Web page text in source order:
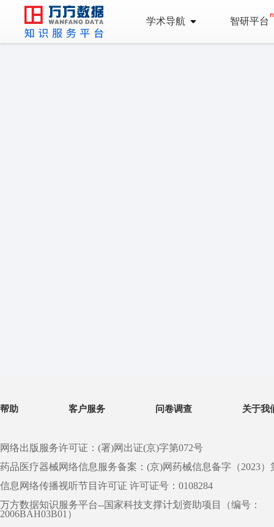
学术导航 智研平台
帮助 客户服务 问卷调查 关于我
网络出版服务许可证：(署)网出证(京)字第072号
药品医疗器械网络信息服务备案：(京)网药械信息备字（2023）
信息网络传播视听节目许可证 许可证号：0108284
万方数据知识服务平台--国家科技支撑计划资助项目（编号：
2006BAH03B01）